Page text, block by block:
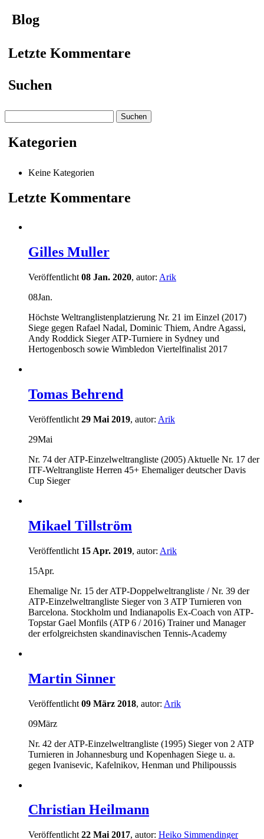
Blog
Letzte Kommentare
Suchen
nach:
Kategorien
Keine Kategorien
Letzte Kommentare
Gilles Muller
Veröffentlicht 08 Jan. 2020, autor: Arik
08Jan.
Höchste Weltranglistenplatzierung Nr. 21 im Einzel (2017)
Siege gegen Rafael Nadal, Dominic Thiem, Andre Agassi,
Andy Roddick Sieger ATP-Turniere in Sydney und
Hertogenbosch sowie Wimbledon Viertelfinalist 2017
Tomas Behrend
Veröffentlicht 29 Mai 2019, autor: Arik
29Mai
Nr. 74 der ATP-Einzelweltrangliste (2005) Aktuelle Nr. 17 der
ITF-Weltrangliste Herren 45+ Ehemaliger deutscher Davis
Cup Sieger
Mikael Tillström
Veröffentlicht 15 Apr. 2019, autor: Arik
15Apr.
Ehemalige Nr. 15 der ATP-Doppelweltrangliste / Nr. 39 der
ATP-Einzelweltrangliste Sieger von 3 ATP Turnieren von
Barcelona. Stockholm und Indianapolis Ex-Coach von ATP-
Topstar Gael Monfils (ATP 6 / 2016) Trainer und Manager
der erfolgreichsten skandinavischen Tennis-Academy
Martin Sinner
Veröffentlicht 09 März 2018, autor: Arik
09März
Nr. 42 der ATP-Einzelweltrangliste (1995) Sieger von 2 ATP
Turnieren in Johannesburg und Kopenhagen Siege u. a.
gegen Ivanisevic, Kafelnikov, Henman und Philipoussis
Christian Heilmann
Veröffentlicht 22 Mai 2017, autor: Heiko Simmendinger